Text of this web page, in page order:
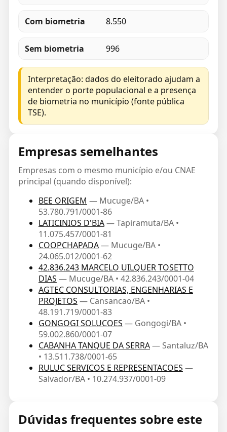
Com biometria 8.550
Sem biometria 996
Interpretação: dados do eleitorado ajudam a
entender o porte populacional e a presença
de biometria no município (fonte pública
TSE).
Empresas semelhantes
Empresas com o mesmo município e/ou CNAE
principal (quando disponível):
BEE ORIGEM — Mucuge/BA •
53.780.791/0001-86
LATICINIOS D'BIA— Tapiramuta/BA •
11.075.457/0001-81
COOPCHAPADA— Mucuge/BA •
24.065.012/0001-62
42.836.243 MARCELO UILQUER TOSETTO
DIAS — Mucuge/BA • 42.836.243/0001-04
AGTEC CONSULTORIAS, ENGENHARIAS E
PROJETOS — Cansancao/BA •
48.191.719/0001-83
GONGOGI SOLUCOES — Gongogi/BA •
59.002.860/0001-07
CABANHA TANQUE DA SERRA— Santaluz/BA
• 13.511.738/0001-65
RULUC SERVICOS E REPRESENTACOES —
Salvador/BA • 10.274.937/0001-09
Dúvidas frequentes sobre este